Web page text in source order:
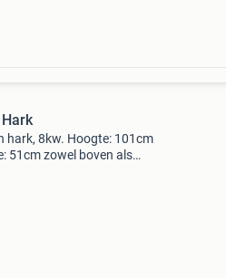
hark, 8kw. Hoogte: 101cm
51cm zowel boven als